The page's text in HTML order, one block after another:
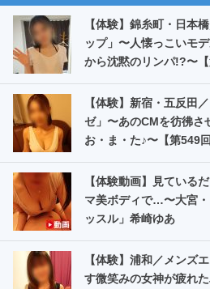
【体験】錦糸町・日本
ップ」〜人懐っこいモ
から沈黙のリンパ!?〜【
【体験】新宿・五反田
ゼ」〜あのCMを彷彿
お・ま・た️♪〜【第549回
【体験動画】見ている
マ美ボディで…〜大宮
ッスル」希崎ゆあ
【体験】浦和／メンズ
す微笑みの女神が疲れ